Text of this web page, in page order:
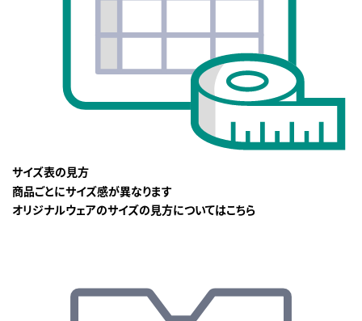
サイズ表の見方
商品ごとにサイズ感が異なります
オリジナルウェアのサイズの見方についてはこちら